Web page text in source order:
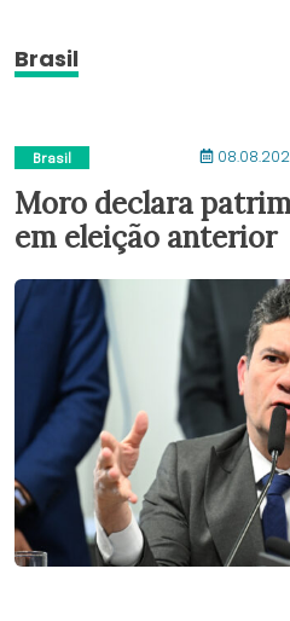
Brasil
Brasil
Moro declara
em eleição anterior